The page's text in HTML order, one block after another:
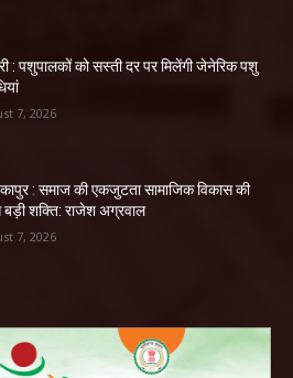
: पशुपालकों को सस्ती दर पर मिलेंगी जेनेरिक पशु
7, 2026
: समाज की एकजुटता सामाजिक विकास की
शक्ति: राजेश अग्रवाल
7, 2026